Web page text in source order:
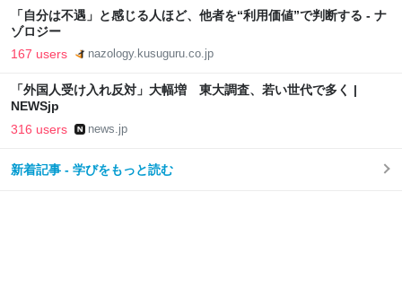
「自分は不遇」と感じる人ほど、他者を“利用価値”で判断する - ナ
ゾロジー
167 users nazology.kusuguru.co.jp
「外国人受け入れ反対」大幅増 東大調査、若い世代で多く |
NEWSjp
316 users news.jp
新着記事 - 学びをもっと読む